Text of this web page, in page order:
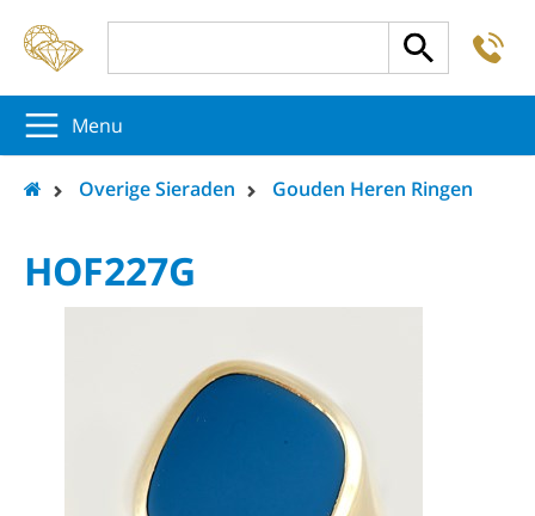
Menu
Overige Sieraden Gouden Heren Ringen
HOF227G